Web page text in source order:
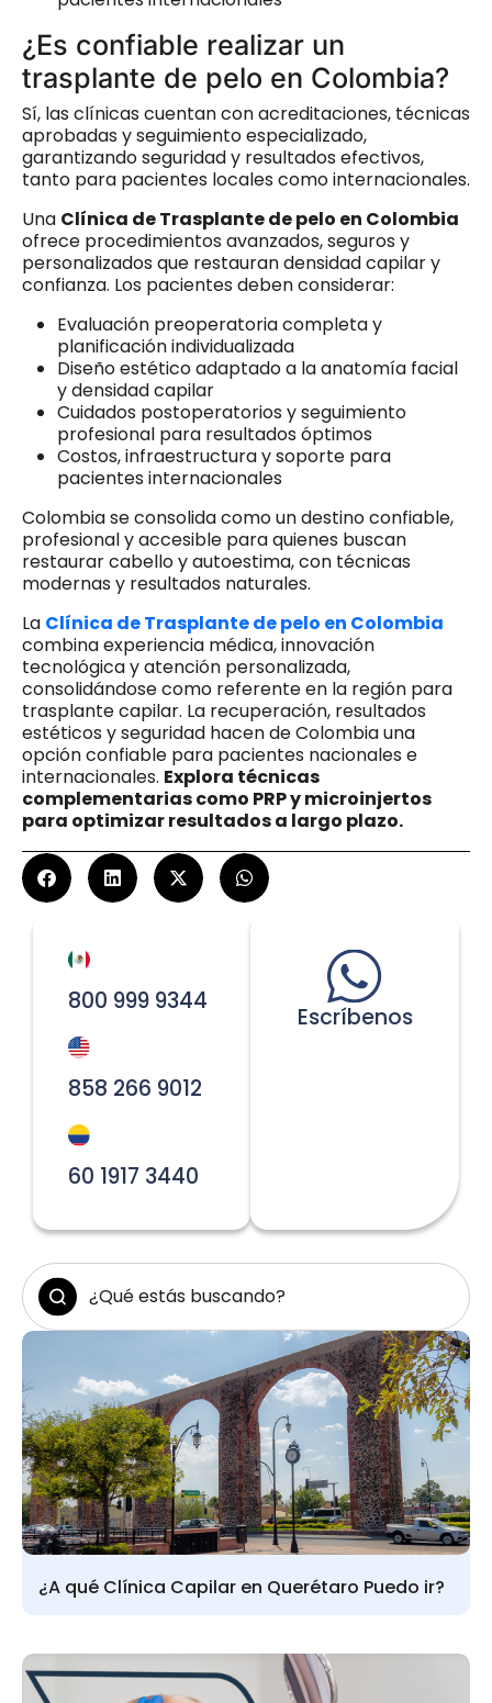
¿Es confiable realizar un
trasplante de pelo en Colombia?
Sí, las clínicas cuentan con acreditaciones, técnicas
aprobadas y seguimiento especializado,
garantizando seguridad y resultados efectivos,
tanto para pacientes locales como internacionales.
Una Clínica de Trasplante de pelo en Colombia
ofrece procedimientos avanzados, seguros y
personalizados que restauran densidad capilar y
confianza. Los pacientes deben considerar:
Evaluación preoperatoria completa y
planificación individualizada
Diseño estético adaptado a la anatomía facial
y densidad capilar
Cuidados postoperatorios y seguimiento
profesional para resultados óptimos
Costos, infraestructura y soporte para
pacientes internacionales
Colombia se consolida como un destino confiable,
profesional y accesible para quienes buscan
restaurar cabello y autoestima, con técnicas
modernas y resultados naturales.
La Clínica de Trasplante de pelo en Colombia
combina experiencia médica, innovación
tecnológica y atención personalizada,
consolidándose como referente en la región para
trasplante capilar. La recuperación, resultados
estéticos y seguridad hacen de Colombia una
opción confiable para pacientes nacionales e
internacionales. Explora técnicas
complementarias como PRP y microinjertos
para optimizar resultados a largo plazo.
800 999 9344
858 266 9012
60 1917 3440
Escríbenos
¿A qué Clínica Capilar en Querétaro Puedo ir?